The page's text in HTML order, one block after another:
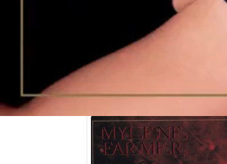
CD 1 : 19439892652 CD1
CD 2 : 19439892652 CD1
Visuels